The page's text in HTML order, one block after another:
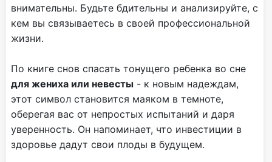
внимательны. Будьте бдительны и анализируйте, с
кем вы связываетесь в своей профессиональной
жизни.
По книге снов спасать тонущего ребенка во сне
для жениха или невесты - к новым надеждам,
этот символ становится маяком в темноте,
оберегая вас от непростых испытаний и даря
уверенность. Он напоминает, что инвестиции в
здоровье дадут свои плоды в будущем.